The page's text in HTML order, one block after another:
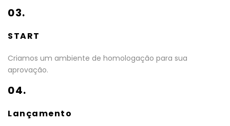
03.
START
Criamos um ambiente de homologação para sua
aprovação.
04.
Lançamento